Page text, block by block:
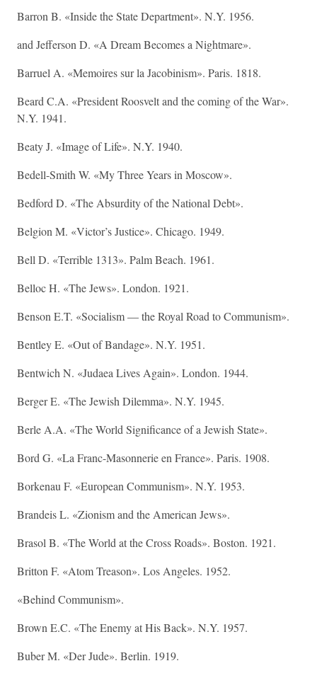
Barron B. «Inside the State Department». N.Y. 1956.
and Jefferson D. «A Dream Becomes a Nightmare».
Barruel A. «Memoires sur la Jacobinism». Paris. 1818.
Beard C.A. «President Roosvelt and the coming of the War».
N.Y. 1941.
Beaty J. «Image of Life». N.Y. 1940.
Bedell-Smith W. «My Three Years in Moscow».
Bedford D. «The Absurdity of the National Debt».
Belgion M. «Victor’s Justice». Chicago. 1949.
Bell D. «Terrible 1313». Palm Beach. 1961.
Belloc H. «The Jews». London. 1921.
Benson E.T. «Socialism — the Royal Road to Communism».
Bentley E. «Out of Bandage». N.Y. 1951.
Bentwich N. «Judaea Lives Again». London. 1944.
Berger E. «The Jewish Dilemma». N.Y. 1945.
Berle A.A. «The World Significance of a Jewish State».
Bord G. «La Franc-Masonnerie en France». Paris. 1908.
Borkenau F. «European Communism». N.Y. 1953.
Brandeis L. «Zionism and the American Jews».
Brasol B. «The World at the Cross Roads». Boston. 1921.
Britton F. «Atom Treason». Los Angeles. 1952.
«Behind Communism».
Brown E.C. «The Enemy at His Back». N.Y. 1957.
Buber M. «Der Jude». Berlin. 1919.